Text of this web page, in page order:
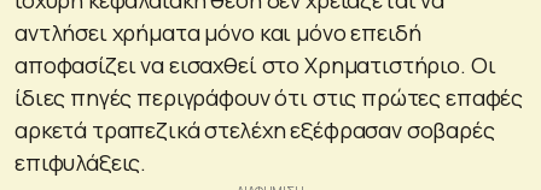
αντλήσει χρήματα μόνο και μόνο επειδή
αποφασίζει να εισαχθεί στο Χρηματιστήριο. Οι
ίδιες πηγές περιγράφουν ότι στις πρώτες επαφές
αρκετά τραπεζικά στελέχη εξέφρασαν σοβαρές
επιφυλάξεις.